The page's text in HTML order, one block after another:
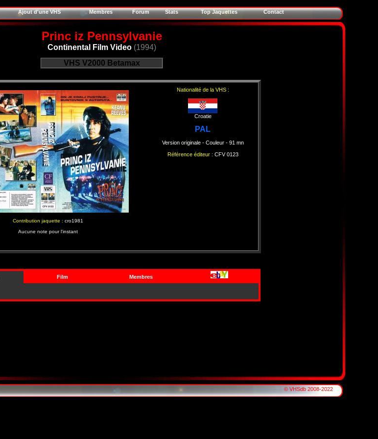
Ajout d'une VHS Membres Forum Stats Top Jaquettes Contact
Princ iz Pennsylvanie
Continental Film Video(1994)
VHS V2000 Betamax
Contribution jaquette : cro1981
Aucune note pour l'instant
Nationalité de la VHS :
Croatie
PAL
Version originale- Couleur- 91 mn
Référence éditeur : CFV 0123
Film Membres
© VHSdb 2008-2022